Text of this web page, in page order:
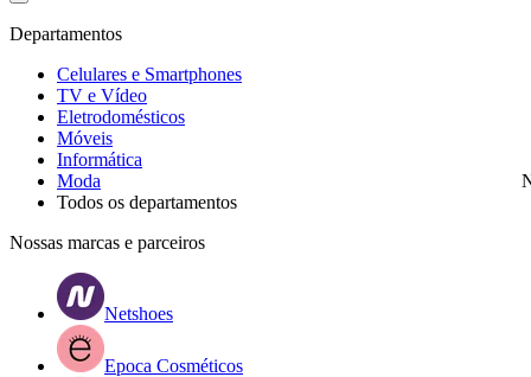
Departamentos
Celulares e Smartphones
TV e Vídeo
Eletrodomésticos
Móveis
Informática
Moda
Todos os departamentos
Nossas marcas e parceiros
Netshoes
Epoca Cosméticos